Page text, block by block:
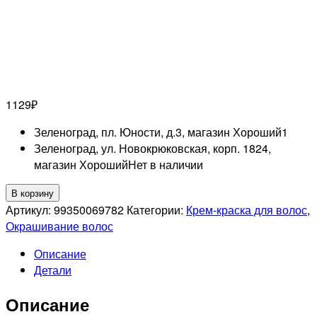
1129₽
Зеленоград, пл. Юности, д.3, магазин Хороший1
Зеленоград, ул. Новокрюковская, корп. 1824,
магазин ХорошийНет в наличии
Количество
товара
WELLA
77/02
KOLESTON
ME+
В корзину
Артикул: 99350069782 Категории: Крем-краска для волос,
Окрашивание волос
Описание
Детали
Описание